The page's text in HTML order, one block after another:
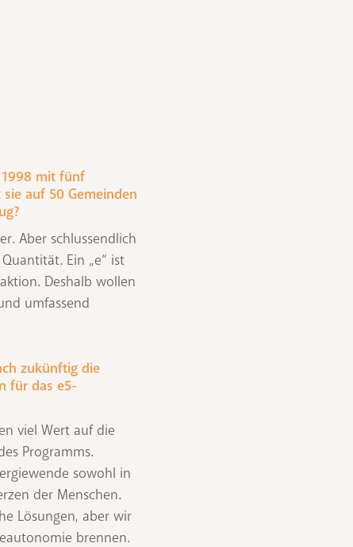
1998 mit fünf
auf 50 Gemeinden
Aber schlussendlich
Ein „e“ ist
Deshalb wollen
umfassend
zukünftig die
für das e5-
viel Wert auf die
Programms.
sowohl in
der Menschen.
Lösungen, aber wir
brennen.